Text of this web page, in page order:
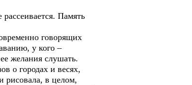
Память
говорящих
у кого –
желания слушать.
о городах и весях,
рисовала, в целом,